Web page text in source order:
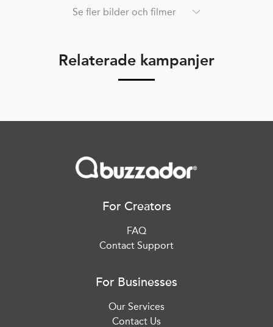
Se fler bilder och filmer
Relaterade kampanjer
For Creators
FAQ
Contact Support
For Businesses
Our Services
Contact Us